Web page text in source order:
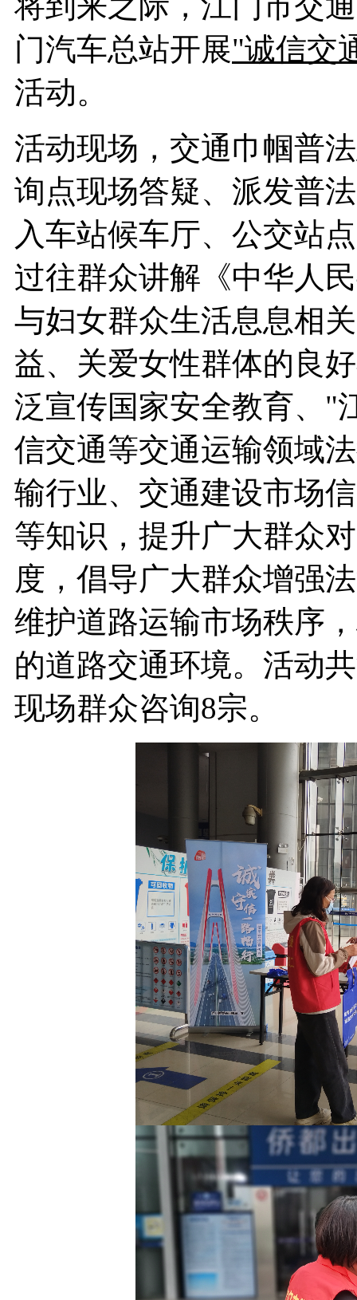
门汽车总站开展"诚信交
活动。
活动现场，交通巾帼普
询点现场答疑、派发普
入车站候车厅、公交站
过往群众讲解《中华人
与妇女群众生活息息相
益、关爱女性群体的良
泛宣传国家安全教育、"
信交通等交通运输领域
输行业、交通建设市场
等知识，提升广大群众
度，倡导广大群众增强
维护道路运输市场秩序
的道路交通环境。活动
现场群众咨询8宗。